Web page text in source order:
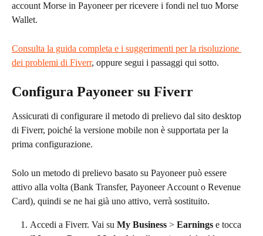
account Morse in Payoneer per ricevere i fondi nel tuo Morse
Wallet.
Consulta la guida completa e i suggerimenti per la risoluzione
dei problemi di Fiverr, oppure segui i passaggi qui sotto.
Configura Payoneer su Fiverr
Assicurati di configurare il metodo di prelievo dal sito desktop
di Fiverr, poiché la versione mobile non è supportata per la
prima configurazione.
Solo un metodo di prelievo basato su Payoneer può essere
attivo alla volta (Bank Transfer, Payoneer Account o Revenue
Card), quindi se ne hai già uno attivo, verrà sostituito.
Accedi a Fiverr. Vai su My Business > Earnings e tocca